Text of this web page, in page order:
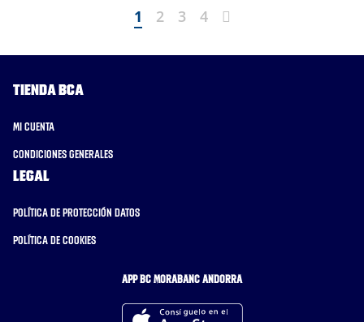
1 2 3 4
Tienda BCA
Mi cuenta
Condiciones generales
Legal
Política de protección datos
Política de cookies
APP BC MORABANC ANDORRA